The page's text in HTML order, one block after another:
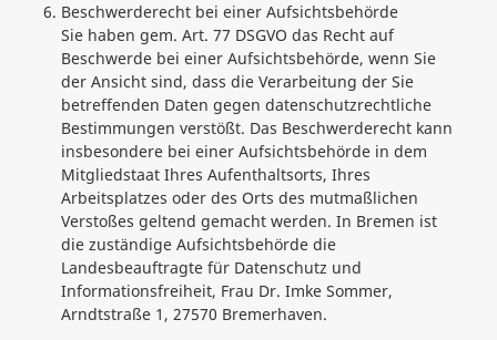
Beschwerderecht bei einer Aufsichtsbehörde
Sie haben gem. Art. 77 DSGVO das Recht auf
Beschwerde bei einer Aufsichtsbehörde, wenn Sie
der Ansicht sind, dass die Verarbeitung der Sie
betreffenden Daten gegen datenschutzrechtliche
Bestimmungen verstößt. Das Beschwerderecht kann
insbesondere bei einer Aufsichtsbehörde in dem
Mitgliedstaat Ihres Aufenthaltsorts, Ihres
Arbeitsplatzes oder des Orts des mutmaßlichen
Verstoßes geltend gemacht werden. In Bremen ist
die zuständige Aufsichtsbehörde die
Landesbeauftragte für Datenschutz und
Informationsfreiheit, Frau Dr. Imke Sommer,
Arndtstraße 1, 27570 Bremerhaven.